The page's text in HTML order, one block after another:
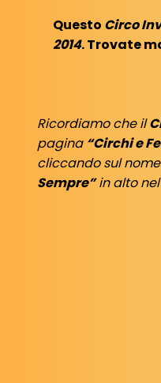
Questo Circo
2014. Trovate
Ricordiamo che il
pagina “Circhi e
cliccando sul
Sempre”in alto